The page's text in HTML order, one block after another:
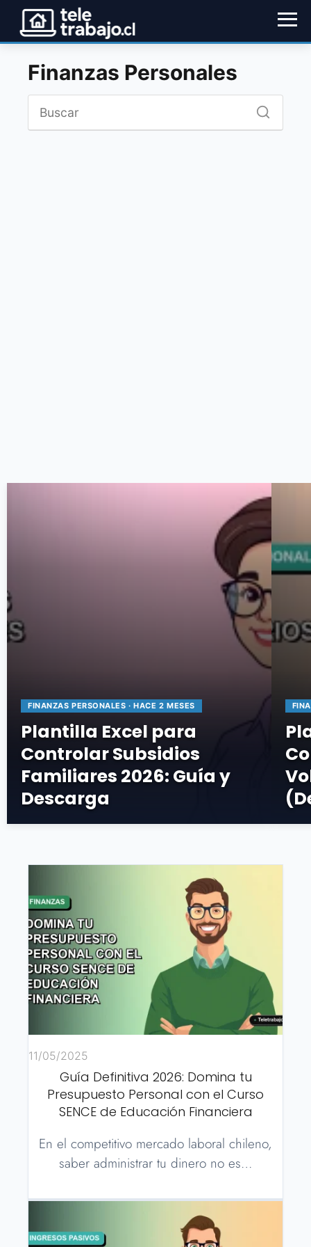
Finanzas Personales
FINANZAS PERSONALES · HACE 2 MESES
Plantilla Excel para
Controlar Subsidios
Familiares 2026: Guía y
Descarga
11/05/2025
Guía Definitiva 2026: Domina tu
Presupuesto Personal con el Curso
SENCE de Educación Financiera
En el competitivo mercado laboral chileno,
saber administrar tu dinero no es…